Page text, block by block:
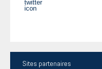
Sites partenaires